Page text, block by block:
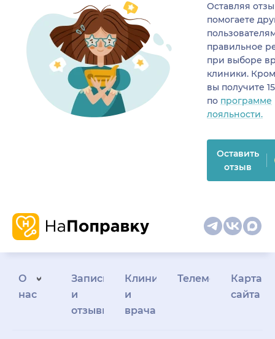
Оставляя
помогаете
правильное
при выборе
клиники.
вы получите
по программе
лояльности.
Оставить
отзыв
О
нас
Запись
и
отзывы
Клиникам
и
врачам
Телемедицина
Карта
сайта